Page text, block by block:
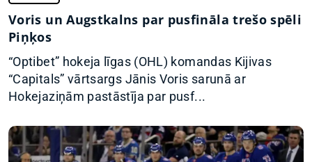
Voris un Augstkalns par pusfināla trešo spēli
Piņķos
“Optibet” hokeja līgas (OHL) komandas Kijivas
“Capitals” vārtsargs Jānis Voris sarunā ar
Hokejaziņām pastāstīja par pusf...